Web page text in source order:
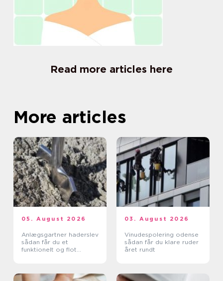
Read more articles here
More articles
05. August 2026
Anlægsgartner haderslev
sådan får du et
funktionelt og flot
03. August 2026
Vinudespolering odense
sådan får du klare ruder
året rundt